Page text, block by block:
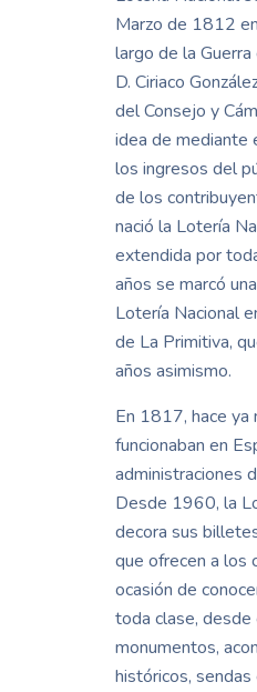
Marzo de 1812
largo de la
D. Ciriaco
del Consejo y
idea de mediante
los ingresos del
de los
nació la Lotería
extendida por
años se marcó
Lotería Nacional
de La Primitiva,
años asimismo.
En 1817, hace ya
funcionaban en
administraciones
Desde 1960, la
decora sus
que ofrecen a los
ocasión de
toda clase,
monumentos,
históricos,